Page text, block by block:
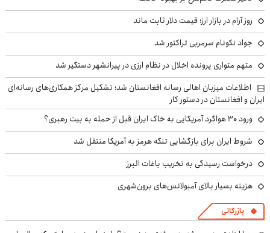
روز آرام در بازار ارز؛ قیمت دلار ثابت ماند
جواد نکونام سرمربی تراکتور شد
متهم متواری پرونده اخلال در نظام ارزی در پیرانشهر دستگیر شد
اطلاعات میزبان اهالی رسانه افغانستان شد؛ تشکیل مرکز همکاری‌های رسانه‌ای
ایران و افغانستان در دستور کار
ورود ۳۰ هواگرد آمریکایی به خاک ایران قبل از حمله به بیت رهبری؟
شروط ایران برای بازگشایی تنگه هرمز به آمریکا منتقل شد
درخواست رسیدگی به تخریب باغات البرز
هزینه بسیار بالای آمبولانس‌های برون‌شهری
بازرگانی